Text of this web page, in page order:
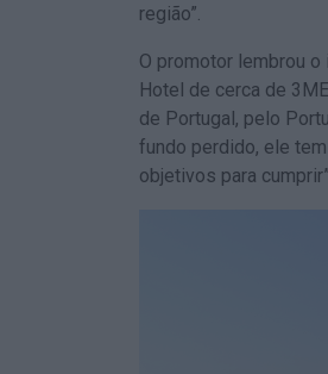
região”.
O promotor lembrou
Hotel de cerca de
de Portugal, pelo
fundo perdido, ele
objetivos para cumprir”.